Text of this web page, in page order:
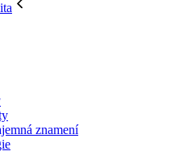
znamení